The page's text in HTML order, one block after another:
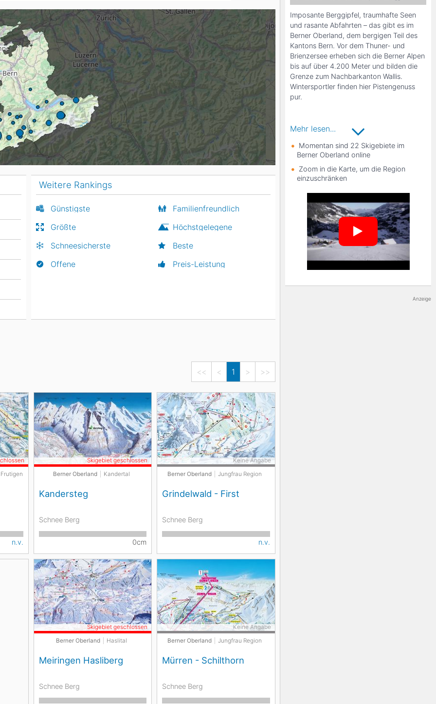
<< < 1 > >>
n.v.
Berner Oberland Kandertal
Kandersteg
Skigebiet geschlossen
Schnee Berg
0cm
Berner Oberland Jungfrau Region
Grindelwald - First
Keine Angabe
Schnee Berg
n.v.
Berner Oberland Haslital
Meiringen Hasliberg
Skigebiet geschlossen
Schnee Berg
Berner Oberland Jungfrau Region
Mürren - Schilthorn
Keine Angabe
Schnee Berg
Weitere Rankings
Günstigste
Familienfreundlich
Größte
Höchstgelegene
Schneesicherste
Beste
Offene
Preis-Leistung
Mehr lesen...
Imposante Berggipfel, traumhafte Seen
und rasante Abfahrten – das gibt es im
Berner Oberland, dem bergigen Teil des
Kantons Bern. Vor dem Thuner- und
Brienzersee erheben sich die Berner Alpen
bis auf über 4.200 Meter und bilden die
Grenze zum Nachbarkanton Wallis.
Wintersportler finden hier Pistengenuss
pur.
Mit dem SuperSkipass kann man in den
Skigebieten Gstaad Mountain Rides,
Glacier 3000/Alpes Vaudoises sowie
Adelboden Lenk Skifahren und hat damit
Zugang zu über 600 Pistenkilometern.
Besonders beeindruckend sind zudem die
im Teilgebiet Wengen ist außerdem ein
Highlight der Rennen im Ski-Alpin
Weltcup.
Momentan sind 22 Skigebiete im
Berner Oberland online
Zoom in die Karte, um die Region
einzuschränken
Anzeige
Russland Südkorea Türkei Georgien
Aserbaidschan Vereinigte Arabische Emirate
Head Dynastar Salomon K2
Stöckli Kästle Scott Black Diamond
Indigo
Ogso